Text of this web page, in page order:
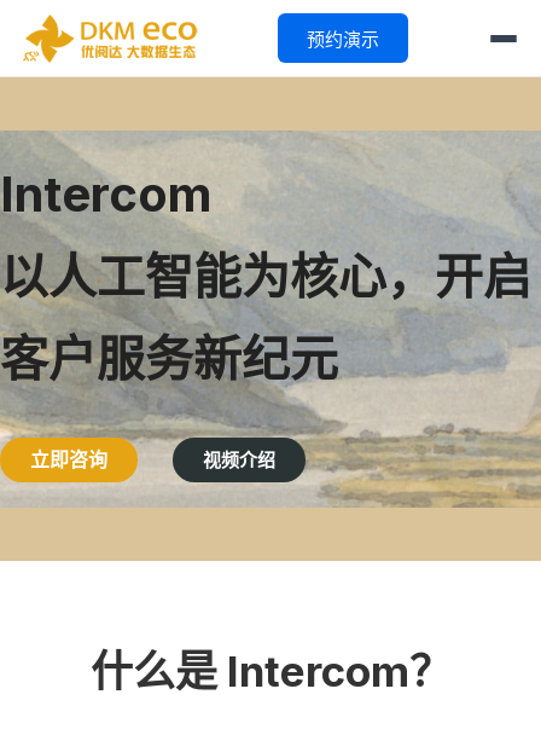
预约演示
Intercom
以人工智能为核心，开启
客户服务新纪元
立即咨询 视频介绍
什么是 Intercom？